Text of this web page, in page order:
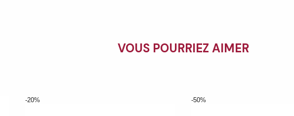
VOUS POURRIEZ AIMER
-20% -50%